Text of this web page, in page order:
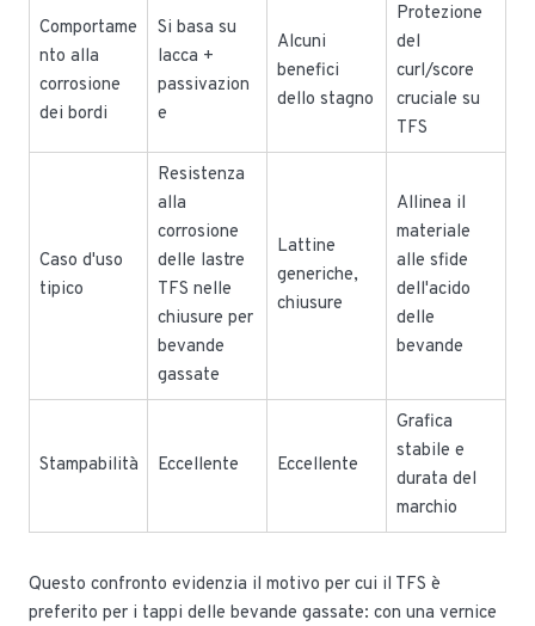
Comportame
nto alla
corrosione
dei bordi
Si basa su
lacca +
passivazion
e
Alcuni
benefici
dello stagno
Protezione
del
curl/score
cruciale su
TFS
Caso d'uso
tipico
Resistenza
alla
corrosione
delle lastre
TFS nelle
chiusure per
bevande
gassate
Lattine
generiche,
chiusure
Allinea il
materiale
alle sfide
dell'acido
delle
bevande
Stampabilità Eccellente Eccellente
Grafica
stabile e
durata del
marchio
Questo confronto evidenzia il motivo per cui il TFS è
preferito per i tappi delle bevande gassate: con una vernice